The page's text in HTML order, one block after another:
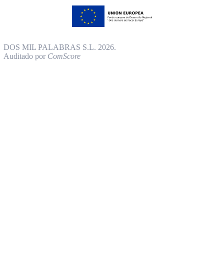
DOS MIL PALABRAS S.L. 2026.
Auditado por ComScore